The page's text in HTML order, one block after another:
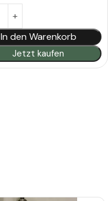
In den Warenkorb
Jetzt kaufen